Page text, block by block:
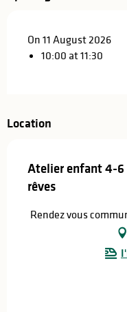
On 11 August 2026
10:00 at 11:30
Location
Atelier enfant 4-6
rêves
Rendez vous